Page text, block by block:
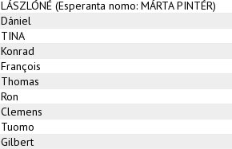
LÁSZLÓNÉ (Esperanta nomo: MÁRTA PINTÉR)
Dániel
TINA
Konrad
François
Thomas
Ron
Clemens
Tuomo
Gilbert